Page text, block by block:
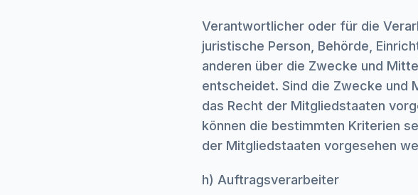
Verantwortlicher oder für die
juristische Person, Behörde,
anderen über die Zwecke und
entscheidet. Sind die Zwecke und
das Recht der Mitgliedstaaten
können die bestimmten Kriterien
der Mitgliedstaaten vorgesehen
h) Auftragsverarbeiter